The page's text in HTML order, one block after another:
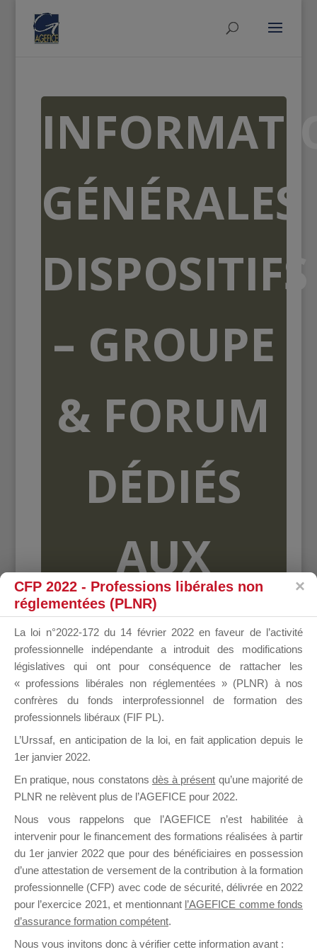
GÉNÉRALES
DISPOSITIFS
– GROUPE
& FORUM
DÉDIÉS
AUX
DE
formation. Il accueille également les Conseillers
CFP 2022 - Professions libérales non
réglementées (PLNR)
La loi n°2022-172 du 14 février 2022 en faveur de l’activité
professionnelle indépendante a introduit des modifications
législatives qui ont pour conséquence de rattacher les
« professions libérales non réglementées » (PLNR) à nos
confrères du fonds interprofessionnel de formation des
professionnels libéraux (FIF PL).
L’Urssaf, en anticipation de la loi, en fait application depuis le
1er janvier 2022.
En pratique, nous constatons dès à présent qu’une majorité de
PLNR ne relèvent plus de l’AGEFICE pour 2022.
Nous vous rappelons que l’AGEFICE n’est habilitée à
intervenir pour le financement des formations réalisées à partir
du 1er janvier 2022 que pour des bénéficiaires en possession
d’une attestation de versement de la contribution à la formation
professionnelle (CFP) avec code de sécurité, délivrée en 2022
pour l’exercice 2021, et mentionnant l’AGEFICE comme fonds
d’assurance formation compétent.
Nous vous invitons donc à vérifier cette information avant :